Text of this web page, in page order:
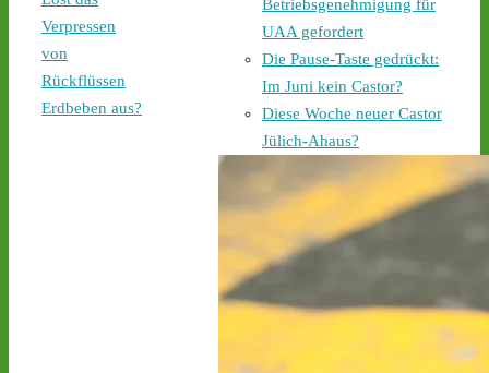
Verpressen
von
Rückflüssen
Erdbeben aus?
@castorstoppen.bsky.social
Gegen 0.35 Uhr erreicht
der Castor-Konvoi das
Dreieck Bottrop und fährt
weiter auf die A31, den
letzten Autobahnabschnitt
bis nach Ahaus -
stoppen.de/ticker/
#atommüll
#castor
castor-stoppen.de
Ticker – Castor
stoppen!
Betriebsgenehmigung für
UAA gefordert
Die Pause-Taste gedrückt:
Im Juni kein Castor?
Diese Woche neuer Castor
Jülich-Ahaus?